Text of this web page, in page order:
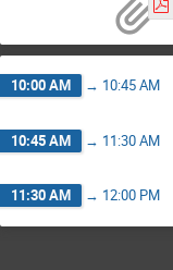
10:00 AM → 10:45 AM
10:45 AM → 11:30 AM
11:30 AM → 12:00 PM